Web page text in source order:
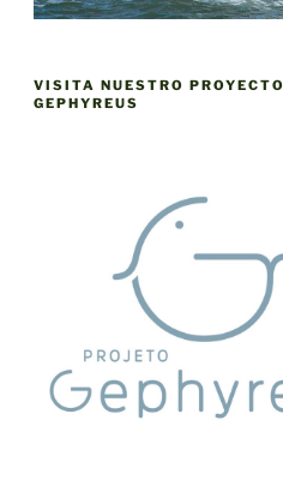
VISITA NUESTRO PROYECTO
GEPHYREUS